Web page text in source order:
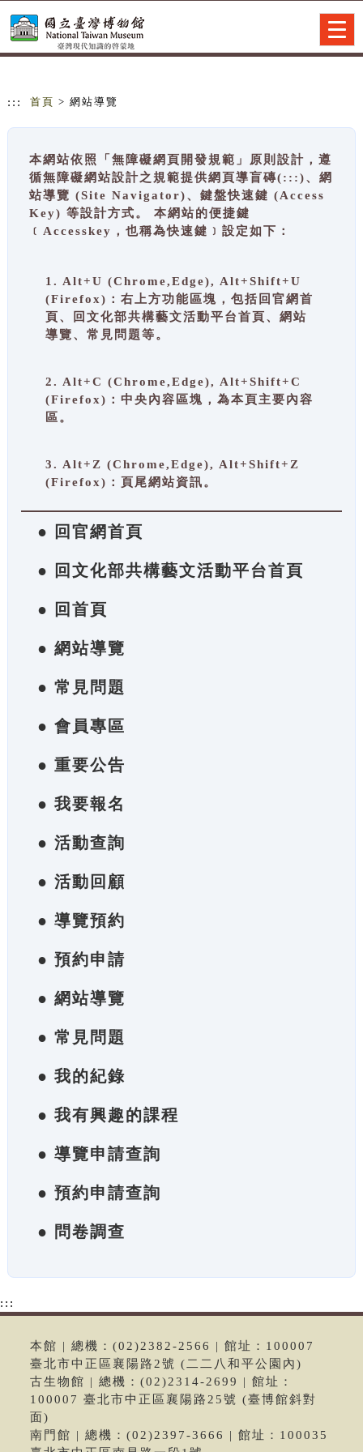
::: 首頁 > 網站導覽
本網站依照「無障礙網頁開發規範」原則設計，遵
循無障礙網站設計之規範提供網頁導盲磚(:::)、網
站導覽 (Site Navigator)、鍵盤快速鍵 (Access
Key) 等設計方式。 本網站的便捷鍵
﹝Accesskey，也稱為快速鍵﹞設定如下：
1. Alt+U (Chrome,Edge), Alt+Shift+U
(Firefox)：右上方功能區塊，包括回官網首
頁、回文化部共構藝文活動平台首頁、網站
導覽、常見問題等。
2. Alt+C (Chrome,Edge), Alt+Shift+C
(Firefox)：中央內容區塊，為本頁主要內容
區。
3. Alt+Z (Chrome,Edge), Alt+Shift+Z
(Firefox)：頁尾網站資訊。
● 回官網首頁
● 回文化部共構藝文活動平台首頁
● 回首頁
● 網站導覽
● 常見問題
● 會員專區
● 重要公告
● 我要報名
● 活動查詢
● 活動回顧
● 導覽預約
● 預約申請
● 網站導覽
● 常見問題
● 我的紀錄
● 我有興趣的課程
● 導覽申請查詢
● 預約申請查詢
● 問卷調查
:::
本館 | 總機：(02)2382-2566 | 館址：100007
臺北市中正區襄陽路2號 (二二八和平公園內)
古生物館 | 總機：(02)2314-2699 | 館址：
100007 臺北市中正區襄陽路25號 (臺博館斜對
面)
南門館 | 總機：(02)2397-3666 | 館址：100035